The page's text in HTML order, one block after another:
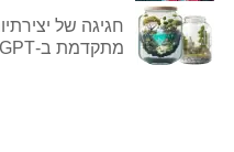
חגיגה של
מתקדמת ב-ChatGPT ומידג'רני